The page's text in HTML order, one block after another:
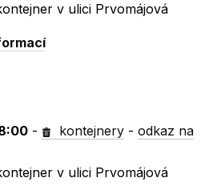
v ulici Prvomájová
- kontejnery -odkaz na
v ulici Prvomájová